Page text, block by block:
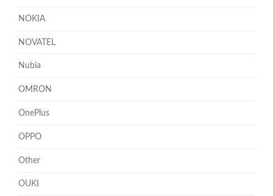
NOKIA
NOVATEL
Nubia
OMRON
OnePlus
OPPO
Other
OUKI